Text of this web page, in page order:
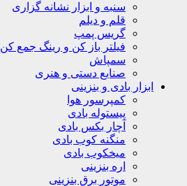
سنبه و ابزار نشانه گزاری
قلم و دیلم
گریس پمپ
فیلتر باز کن و رینگ جمع کن
سمپاش
صنایع دستی و هنری
ابزار بادی و بنزینی
کمپرسور هوا
پیستوله بادی
آچار بکس بادی
منگنه کوب بادی
میخکوب بادی
اره بنزینی
موتور برق بنزینی